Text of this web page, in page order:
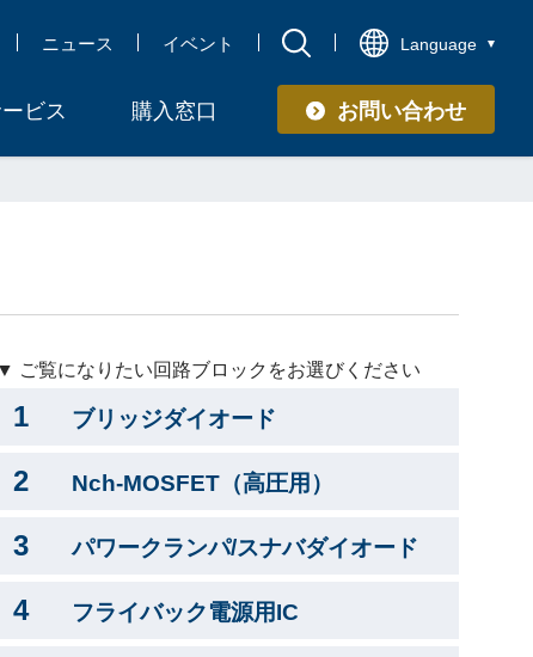
ニュース イベント Language
ビス 購入窓口 お問い合わせ
▼ ご覧になりたい回路ブロックをお選びください
1 ブリッジダイオード
2 Nch-MOSFET（高圧用）
3 パワークランパ/スナバダイオード
4 フライバック電源用IC